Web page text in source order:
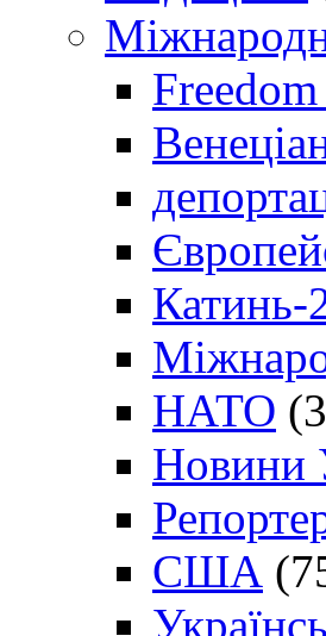
Катинь-
НАТО
Новини
США